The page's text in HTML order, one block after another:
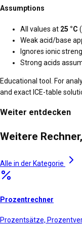
Assumptions
All values at 25 °C
Weak acid/base
Ignores ionic
Strong acids
Educational tool. For
and exact ICE-table
Weiter entdecken
Weitere
Alle in der Kategorie
Prozentrechner
Prozentsätze,